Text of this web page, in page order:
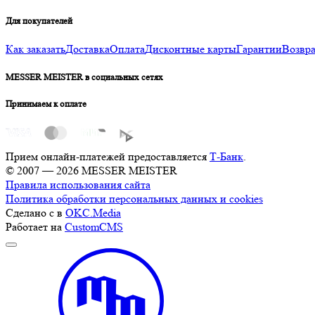
Для покупателей
Как заказатьДоставкаОплатаДисконтные картыГарантии
MESSER MEISTER в социальных сетях
Принимаем к оплате
Прием онлайн-платежей предоставляется Т-Банк.
© 2007 — 2026 MESSER MEISTER
Правила использования сайта
Политика обработки персональных данных и cookies
Сделано с в OKC.Media
Работает на CustomCMS